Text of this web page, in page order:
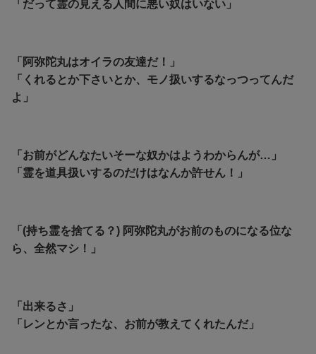
「だって霊の見える人間に悪い奴はいない」
「阿弥陀丸はオイラの友達だ！」
「くれるとか下さいとか、モノ扱いするなっつってんだ
よ」
「お前がどんなたいそーな奴かはようわからんが…」
「霊を道具扱いするのだけはなんか許せん！」
「(持ち霊を捨てる？) 阿弥陀丸がお前のものになる位な
ら、全然マシ！」
「出来るさ」
「レンとか言ったな、お前が教えてくれたんだ」